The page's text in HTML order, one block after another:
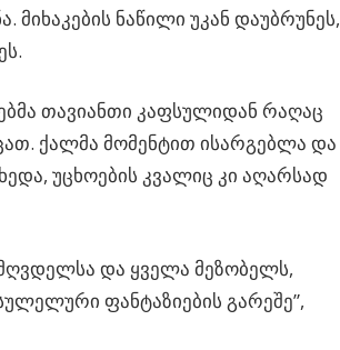
მიხაკების ნაწილი უკან დაუბრუნეს,
თავიანთი კაფსულიდან რაღაც
ქალმა მომენტით ისარგებლა და
უცხოების კვალიც კი აღარსად
და ყველა მეზობელს,
ფანტაზიების გარეშე”,